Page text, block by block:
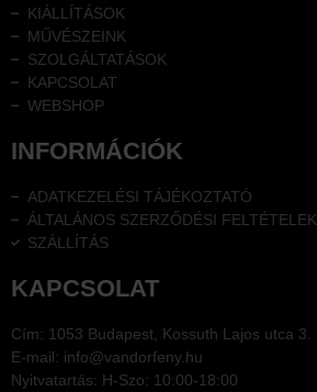
KIÁLLÍTÁSOK
MŰVÉSZEINK
SZOLGÁLTATÁSOK
KAPCSOLAT
WEBSHOP
INFORMÁCIÓK
ADATKEZELÉSI TÁJÉKOZTATÓ
ÁLTALÁNOS SZERZŐDÉSI FELTÉTELEK
SZÁLLÍTÁS
KAPCSOLAT
Cím: 1053 Budapest, Kossuth Lajos utca 3.
E-mail: info@vandorfeny.hu
Nyitvatartás: H-Szo: 10:00-18:00